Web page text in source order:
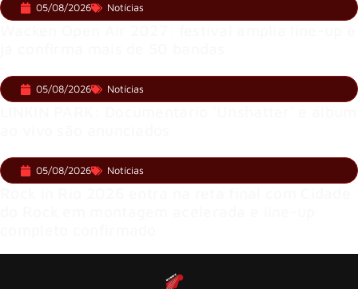
05/08/2026 Notícias
05/08/2026 Notícias
05/08/2026 Notícias